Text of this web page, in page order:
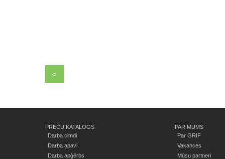
<
PREČU KATALOGS
Darba cimdi
Darba apavi
Darba apģērbs
PAR MUMS
Par GRIF
Vakances
Mūsu partneri